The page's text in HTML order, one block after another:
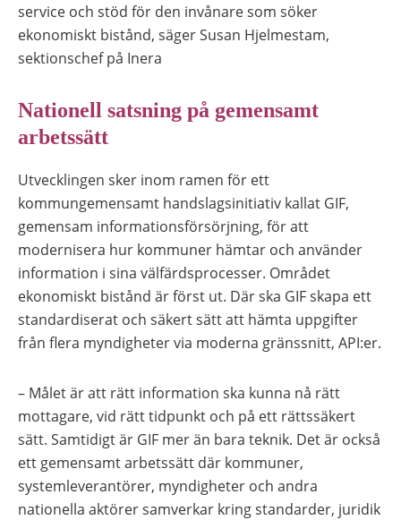
service och stöd för den invånare som söker
ekonomiskt bistånd, säger Susan Hjelmestam,
sektionschef på Inera
Nationell satsning på gemensamt
arbetssätt
Utvecklingen sker inom ramen för ett
kommungemensamt handslagsinitiativ kallat GIF,
gemensam informationsförsörjning, för att
modernisera hur kommuner hämtar och använder
information i sina välfärdsprocesser. Området
ekonomiskt bistånd är först ut. Där ska GIF skapa ett
standardiserat och säkert sätt att hämta uppgifter
från flera myndigheter via moderna gränssnitt, API:er.
– Målet är att rätt information ska kunna nå rätt
mottagare, vid rätt tidpunkt och på ett rättssäkert
sätt. Samtidigt är GIF mer än bara teknik. Det är också
ett gemensamt arbetssätt där kommuner,
systemleverantörer, myndigheter och andra
nationella aktörer samverkar kring standarder, juridik